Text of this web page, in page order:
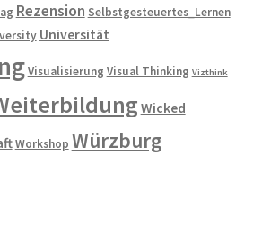
Rezension Selbstgesteuertes_Lernen
Universität
Visualisierung Visual Thinking Vizthink
Wicked
Workshop Würzburg